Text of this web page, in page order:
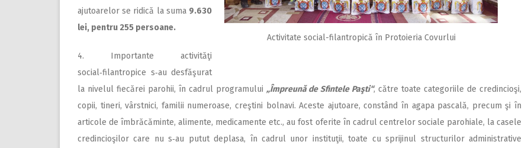
Activitate social-filantropică în Protoieria Covurlui
ajutoarelor se ridică la suma 9.630
lei, pentru 255 persoane.
4. Importante activităţi
social‑filantropice s‑au desfăşurat
la nivelul fiecărei parohii, în cadrul programului „Împreună de Sfintele Paşti“, către toate categoriile de credincioşi,
copii, tineri, vârstnici, familii numeroase, creştini bolnavi. Aceste ajutoare, constând în agapa pascală, precum şi în
articole de îmbrăcăminte, alimente, medicamente etc., au fost oferite în cadrul centrelor sociale parohiale, la casele
credincioşilor care nu s‑au putut deplasa, în cadrul unor instituţii, toate cu sprijinul structurilor administrative